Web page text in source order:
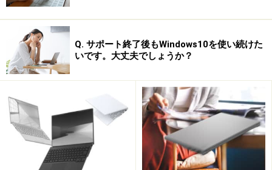
Q. サポート終了後もWindows10を使い続けた
いです。大丈夫でしょうか？